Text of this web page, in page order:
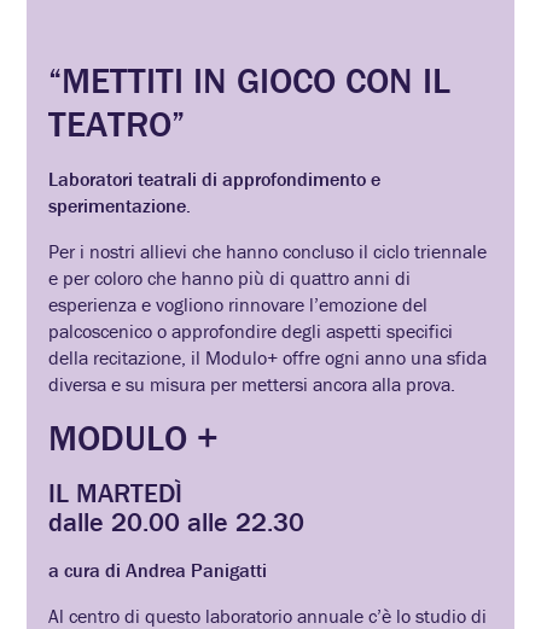
“METTITI IN GIOCO CON IL
TEATRO”
Laboratori teatrali di approfondimento e
sperimentazione.
Per i nostri allievi che hanno concluso il ciclo triennale
e per coloro che hanno più di quattro anni di
esperienza e vogliono rinnovare l’emozione del
palcoscenico o approfondire degli aspetti specifici
della recitazione, il Modulo+ offre ogni anno una sfida
diversa e su misura per mettersi ancora alla prova.
MODULO +
IL MARTEDÌ
dalle 20.00 alle 22.30
a cura di Andrea Panigatti
Al centro di questo laboratorio annuale c’è lo studio di